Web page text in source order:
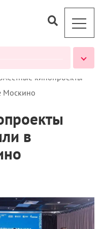
кинопроекты
Москино
в